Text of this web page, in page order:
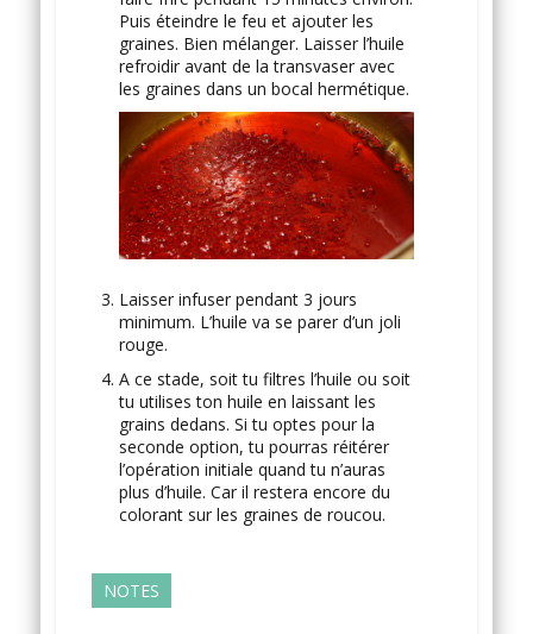
Puis éteindre le feu et ajouter les
graines. Bien mélanger. Laisser l’huile
refroidir avant de la transvaser avec
les graines dans un bocal hermétique.
Laisser infuser pendant 3 jours
minimum. L’huile va se parer d’un joli
rouge.
A ce stade, soit tu filtres l’huile ou soit
tu utilises ton huile en laissant les
grains dedans. Si tu optes pour la
seconde option, tu pourras réitérer
l’opération initiale quand tu n’auras
plus d’huile. Car il restera encore du
colorant sur les graines de roucou.
NOTES